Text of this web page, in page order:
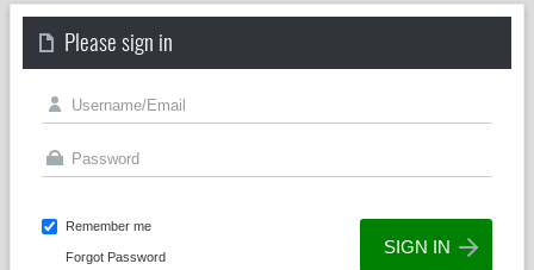
Please sign in
Remember me
Forgot Password